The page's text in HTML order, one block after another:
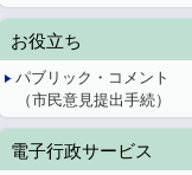
お役立ち
パブリック・コメント
（市民意見提出手続）
電子行政サービス